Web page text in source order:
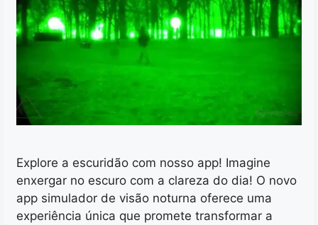
Explore a escuridão com nosso app! Imagine
enxergar no escuro com a clareza do dia! O novo
app simulador de visão noturna oferece uma
experiência única que promete transformar a